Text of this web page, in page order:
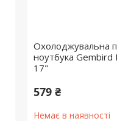
Охолоджувальна
ноутбука Gembird
17"
579 ₴
Немає в наявності